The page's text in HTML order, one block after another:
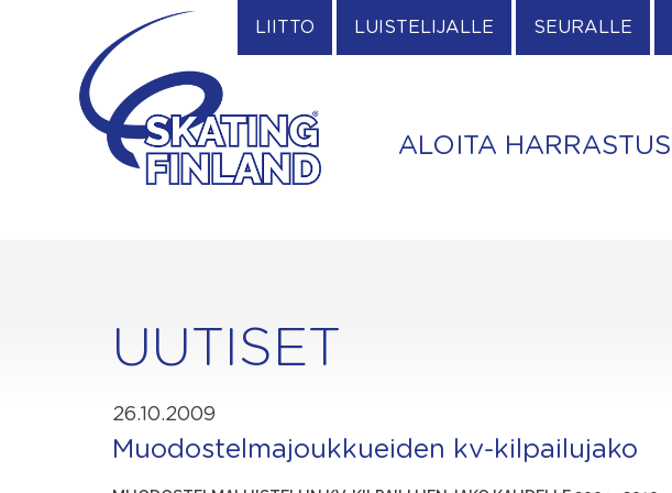
LIITTO LUISTELIJALLE SEURALLE
ALOITA HARRASTUS
UUTISET
26.10.2009
Muodostelmajoukkueiden kv-kilpailujako